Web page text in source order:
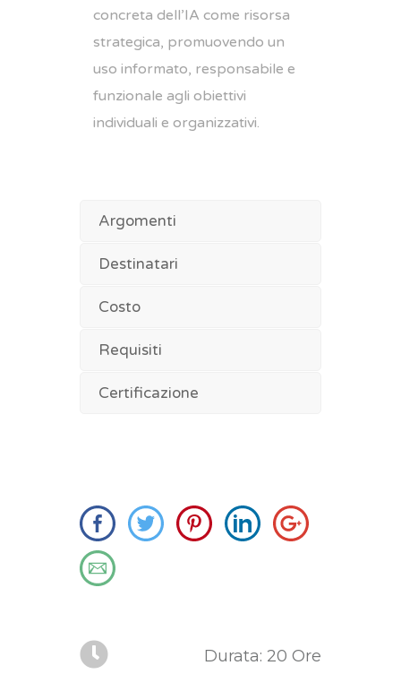
concreta dell’IA come risorsa
strategica, promuovendo un
uso informato, responsabile e
funzionale agli obiettivi
individuali e organizzativi.
Argomenti
Destinatari
Costo
Requisiti
Certificazione
Durata: 20 Ore